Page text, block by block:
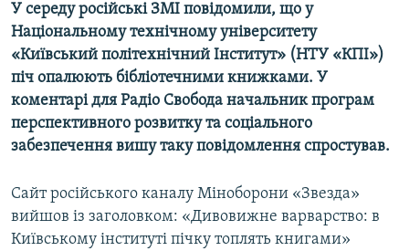
Усі сайти RFE/RL
У середу російські ЗМІ повідомили, що у
Національному технічному університету
«Київський політехнічний Інститут» (НТУ «КПІ»)
піч опалюють бібліотечними книжками. У
коментарі для Радіо Свобода начальник програм
перспективного розвитку та соціального
забезпечення вишу таку повідомлення спростував.
Сайт російського каналу Міноборони «Звезда»
вийшов із заголовком: «Дивовижне варварство: в
Київському інституті пічку топлять книгами»